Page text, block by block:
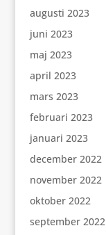
augusti 2023
juni 2023
maj 2023
april 2023
mars 2023
februari 2023
januari 2023
december 2022
november 2022
oktober 2022
september 2022